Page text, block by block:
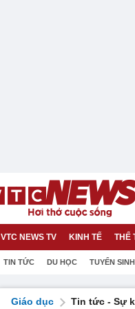
VTC NEWS TV KINH TẾ THỂ
TIN TỨC DU HỌC TUYỂN SINH
Giáo dục Tin tức - Sự